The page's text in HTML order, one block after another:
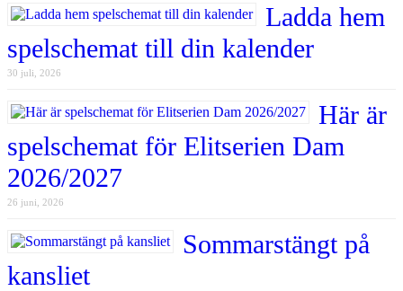
Ladda hem
spelschemat till din kalender
30 juli, 2026
Här är
spelschemat för Elitserien Dam
2026/2027
26 juni, 2026
Sommarstängt på
kansliet